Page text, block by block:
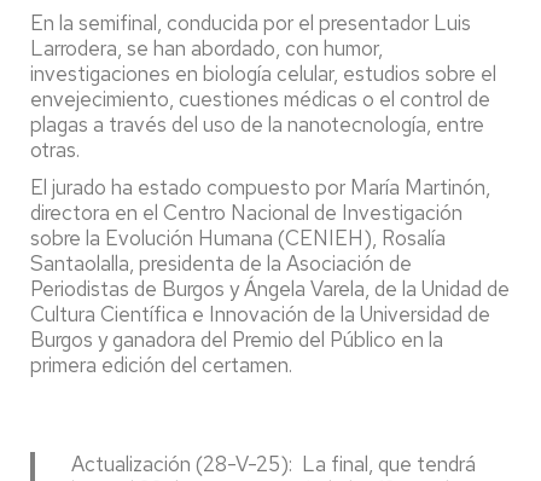
En la semifinal, conducida por el presentador Luis
Larrodera, se han abordado, con humor,
investigaciones en biología celular, estudios sobre el
envejecimiento, cuestiones médicas o el control de
plagas a través del uso de la nanotecnología, entre
otras.
El jurado ha estado compuesto por María Martinón,
directora en el Centro Nacional de Investigación
sobre la Evolución Humana (CENIEH), Rosalía
Santaolalla, presidenta de la Asociación de
Periodistas de Burgos y Ángela Varela, de la Unidad de
Cultura Científica e Innovación de la Universidad de
Burgos y ganadora del Premio del Público en la
primera edición del certamen.
Actualización (28-V-25): La final, que tendrá